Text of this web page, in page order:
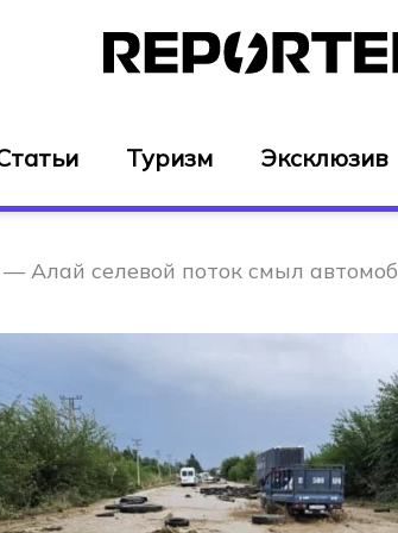
Туризм Эксклюзив
Алай селевой поток смыл